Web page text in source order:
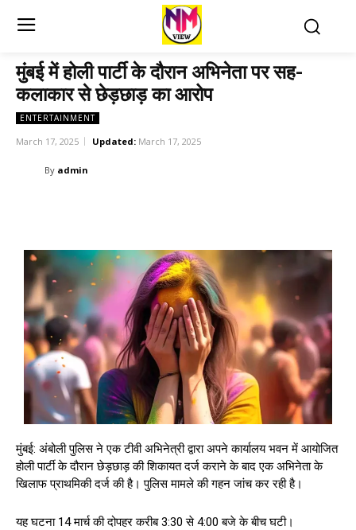
मुंबई में होली पार्टी के दौरान अभिनेता पर सह-
कलाकार से छेड़छाड़ का आरोप
ENTERTAINMENT
March 17, 2025 Updated: March 17, 2025
By admin
मुंबई: अंबोली पुलिस ने एक टीवी अभिनेत्री द्वारा अपने कार्यालय भवन में आयोजित
होली पार्टी के दौरान छेड़छाड़ की शिकायत दर्ज कराने के बाद एक अभिनेता के
खिलाफ प्राथमिकी दर्ज की है। पुलिस मामले की गहन जांच कर रही है।
यह घटना 14 मार्च की दोपहर करीब 3:30 से 4:00 बजे के बीच घटी।